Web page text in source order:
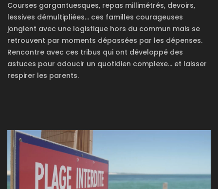
Courses gargantuesques, repas millimétrés, devoirs,
lessives démultipliées... ces familles courageuses
jonglent avec une logistique hors du commun mais se
retrouvent par moments dépassées par les dépenses.
Rencontre avec ces tribus qui ont développé des
astuces pour adoucir un quotidien complexe… et laisser
respirer les parents.